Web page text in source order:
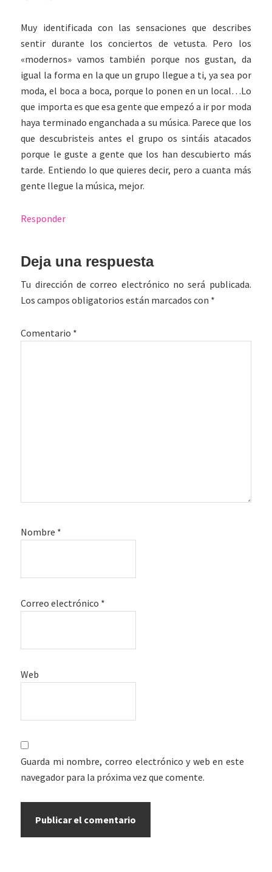
Muy identificada con las sensaciones que describes
sentir durante los conciertos de vetusta. Pero los
«modernos» vamos también porque nos gustan, da
igual la forma en la que un grupo llegue a ti, ya sea por
moda, el boca a boca, porque lo ponen en un local…Lo
que importa es que esa gente que empezó a ir por moda
haya terminado enganchada a su música. Parece que los
que descubristeis antes el grupo os sintáis atacados
porque le guste a gente que los han descubierto más
tarde. Entiendo lo que quieres decir, pero a cuanta más
gente llegue la música, mejor.
Responder
Deja una respuesta
Tu dirección de correo electrónico no será publicada.
Los campos obligatorios están marcados con *
Comentario *
Nombre *
Correo electrónico *
Web
Guarda mi nombre, correo electrónico y web en este
navegador para la próxima vez que comente.